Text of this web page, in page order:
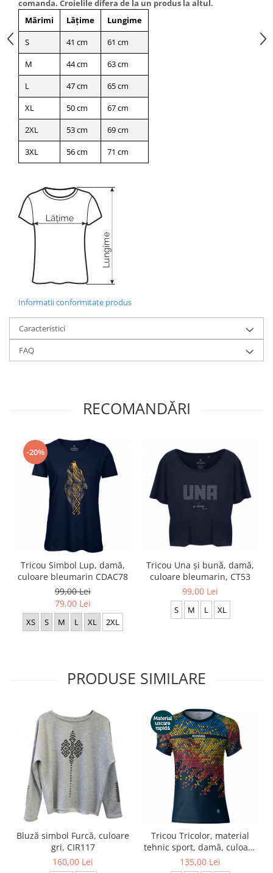
comanda. Croielile difera de la un produs la altul.
Mărimi
Lățime
Lungime
S
41 cm
61 cm
M
44 cm
63 cm
L
47 cm
65 cm
XL
50 cm
67 cm
2XL
53 cm
69 cm
3XL
56 cm 71 cm
Informatii conformitate produs
Caracteristici
FAQ
RECOMANDĂRI
-20%
Tricou Simbol Lup, damă,
culoare bleumarin CDAC78
99,00 Lei
79,00 Lei
XS S M L XL 2XL
Tricou Una și bună, damă,
culoare bleumarin, CT53
99,00 Lei
S M L XL
PRODUSE SIMILARE
Bluză simbol Furcă, culoare
gri, CIR117
160,00 Lei
Tricou Tricolor, material
tehnic sport, damă, culoare
bleumarin, CS35
135,00 Lei